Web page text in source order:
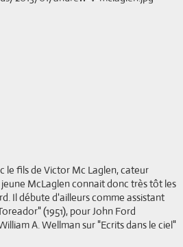
le fils de Victor Mc Laglen, cateur
McLaglen connait donc très tôt les
Il débute d'ailleurs comme assistant
(1951), pour John Ford
A. Wellman sur "Ecrits dans le ciel"